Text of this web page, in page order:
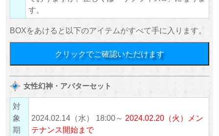
す。
BOXをあけると以下のアイテムがすべて手に入ります。
クリックでご確認いただけます
女性幻神・アバターセット
対
象
期
2024.02.14（水） 18:00～ 2024.02.20（火）メン
テナンス開始まで